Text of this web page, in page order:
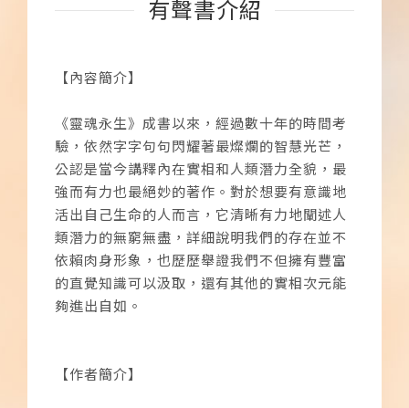
有聲書介紹
【內容簡介】
《靈魂永生》成書以來，經過數十年的時間考
驗，依然字字句句閃耀著最燦爛的智慧光芒，
公認是當今講釋內在實相和人類潛力全貌，最
強而有力也最絕妙的著作。對於想要有意識地
活出自己生命的人而言，它清晰有力地闡述人
類潛力的無窮無盡，詳細說明我們的存在並不
依賴肉身形象，也歷歷舉證我們不但擁有豐富
的直覺知識可以汲取，還有其他的實相次元能
夠進出自如。
【作者簡介】